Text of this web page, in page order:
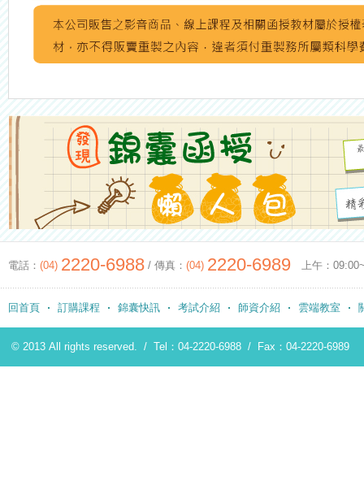
電話： (04) 2220-6988 / 傳真： (04) 2220-6989 上午：
回首頁 訂購課程 錦囊快訊 考試介紹 師資介紹 雲端教室
© 2013 All rights reserved. / Tel：04-2220-6988 / Fax：04-2220-6989